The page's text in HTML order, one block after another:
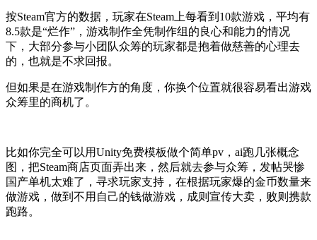
按Steam官方的数据，玩家在Steam上每看到10款游戏，平均有
8.5款是“烂作”，游戏制作全凭制作组的良心和能力的情况
下，大部分参与小团队众筹的玩家都是抱着做慈善的心理去
的，也就是不求回报。
但如果是在游戏制作方的角度，你换个位置就很容易看出游戏
众筹里的商机了。
比如你完全可以用Unity免费模板做个简单pv，ai跑几张概念
图，把Steam商店页面弄出来，然后就去参与众筹，发帖哭惨
国产单机太难了，寻求玩家支持，在根据玩家爆的金币数量来
做游戏，做到不用自己的钱做游戏，成则宣传大卖，败则携款
跑路。